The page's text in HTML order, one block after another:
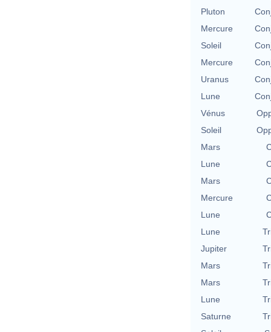
Pluton
Mercure
Soleil
Mercure
Uranus
Lune
Vénus
Soleil
Mars
Lune
Mars
Mercure
Lune
Lune
Jupiter
Mars
Mars
Lune
Saturne